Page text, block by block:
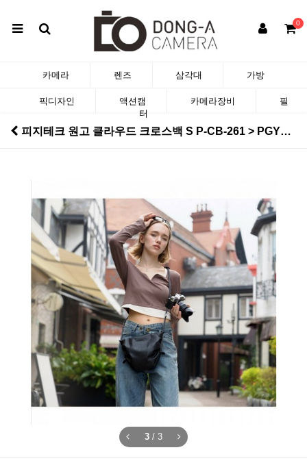
0
카메라 렌즈 삼각대 가방
픽디자인 액션캠 카메라장비
필
터
피지테크 원고 클라우드 크로스백 S P-CB-261 > PGYTECH 피지테크
3 / 3